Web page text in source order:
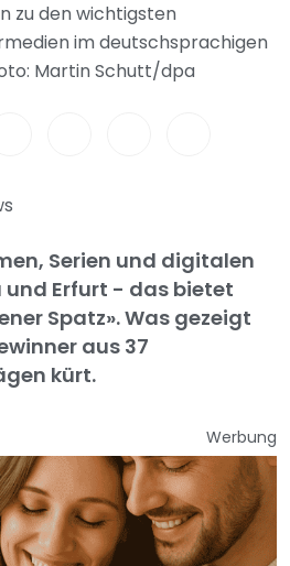
zu den wichtigsten
im deutschsprachigen
Martin Schutt/dpa
Serien und digitalen
und Erfurt - das bietet
Spatz». Was gezeigt
aus 37
kürt.
Werbung